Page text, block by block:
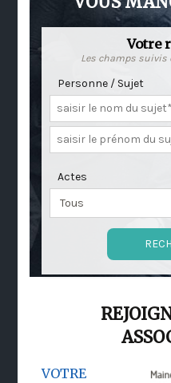
Votre
Les champs
Personne / Sujet
Actes
VOTRE